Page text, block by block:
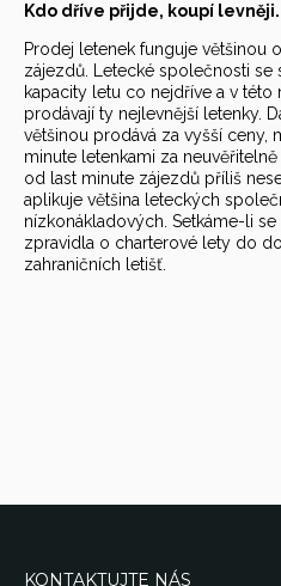
Kdo dříve přijde, koupí levněji.
Prodej letenek funguje většinou
zájezdů. Letecké společnosti se
kapacity letu co nejdříve a v
prodávají ty nejlevnější letenky.
většinou prodává za vyšší ceny,
minute letenkami za
od last minute zájezdů příliš
aplikuje většina leteckých
nízkonákladových. Setkáme-li
zpravidla o charterové lety do
zahraničních letišť.
KONTAKTUJTE NÁS